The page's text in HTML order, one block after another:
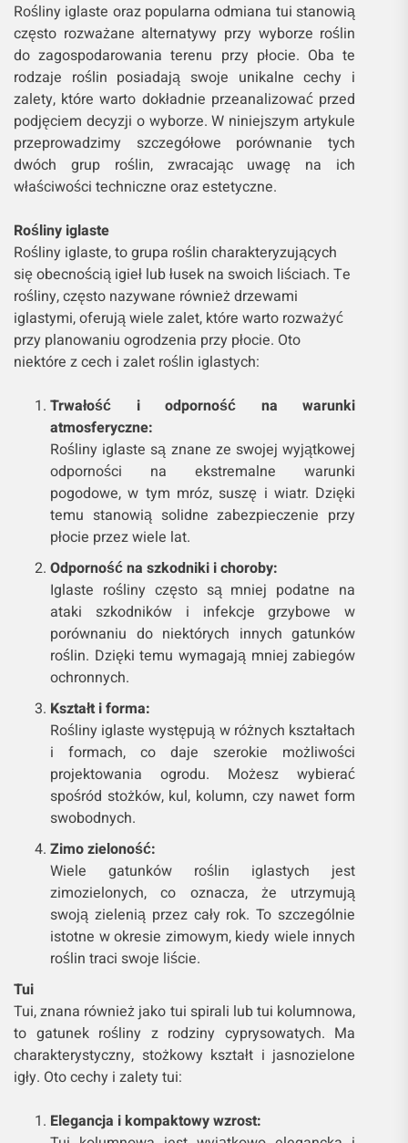
Rośliny iglaste oraz popularna odmiana tui stanowią
często rozważane alternatywy przy wyborze roślin
do zagospodarowania terenu przy płocie. Oba te
rodzaje roślin posiadają swoje unikalne cechy i
zalety, które warto dokładnie przeanalizować przed
podjęciem decyzji o wyborze. W niniejszym artykule
przeprowadzimy szczegółowe porównanie tych
dwóch grup roślin, zwracając uwagę na ich
właściwości techniczne oraz estetyczne.
Rośliny iglaste
Rośliny iglaste, to grupa roślin charakteryzujących
się obecnością igieł lub łusek na swoich liściach. Te
rośliny, często nazywane również drzewami
iglastymi, oferują wiele zalet, które warto rozważyć
przy planowaniu ogrodzenia przy płocie. Oto
niektóre z cech i zalet roślin iglastych:
Trwałość i odporność na warunki
atmosferyczne:
Rośliny iglaste są znane ze swojej wyjątkowej
odporności na ekstremalne warunki
pogodowe, w tym mróz, suszę i wiatr. Dzięki
temu stanowią solidne zabezpieczenie przy
płocie przez wiele lat.
Odporność na szkodniki i choroby:
Iglaste rośliny często są mniej podatne na
ataki szkodników i infekcje grzybowe w
porównaniu do niektórych innych gatunków
roślin. Dzięki temu wymagają mniej zabiegów
ochronnych.
Kształt i forma:
Rośliny iglaste występują w różnych kształtach
i formach, co daje szerokie możliwości
projektowania ogrodu. Możesz wybierać
spośród stożków, kul, kolumn, czy nawet form
swobodnych.
Zimo zieloność:
Wiele gatunków roślin iglastych jest
zimozielonych, co oznacza, że utrzymują
swoją zielenią przez cały rok. To szczególnie
istotne w okresie zimowym, kiedy wiele innych
roślin traci swoje liście.
Tui
Tui, znana również jako tui spirali lub tui kolumnowa,
to gatunek rośliny z rodziny cyprysowatych. Ma
charakterystyczny, stożkowy kształt i jasnozielone
igły. Oto cechy i zalety tui:
Elegancja i kompaktowy wzrost: